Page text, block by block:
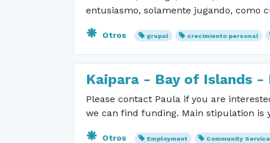
entusiasmo, solamente jugando, como
Otros grupal crecimiento personal
Kaipara - Bay of Islands
Please contact Paula if you are
we can find funding. Main stipulation is
Otros Employment Community Service